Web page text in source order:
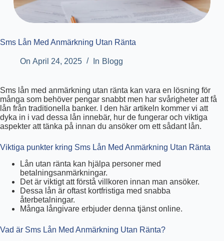
Sms Lån Med Anmärkning Utan Ränta
On April 24, 2025 In Blogg
Sms lån med anmärkning utan ränta kan vara en lösning för
många som behöver pengar snabbt men har svårigheter att få
lån från traditionella banker. I den här artikeln kommer vi att
dyka in i vad dessa lån innebär, hur de fungerar och viktiga
aspekter att tänka på innan du ansöker om ett sådant lån.
Viktiga punkter kring Sms Lån Med Anmärkning Utan Ränta
Lån utan ränta kan hjälpa personer med
betalningsanmärkningar.
Det är viktigt att förstå villkoren innan man ansöker.
Dessa lån är oftast kortfristiga med snabba
återbetalningar.
Många långivare erbjuder denna tjänst online.
Vad är Sms Lån Med Anmärkning Utan Ränta?